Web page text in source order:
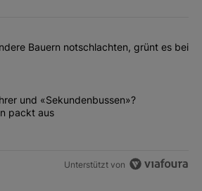
der am meisten kommentierten
Titel "Während andere Bauern
Bauern notschlachten, grünt es bei
Titel "Schwarzfahrer und
und «Sekundenbussen»?
packt aus
Unterstützt von